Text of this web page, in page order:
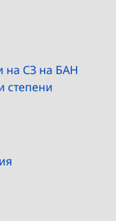
на СЗ на БАН
степени